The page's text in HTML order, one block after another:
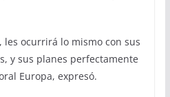
les ocurrirá lo mismo con sus
y sus planes perfectamente
Europa, expresó.